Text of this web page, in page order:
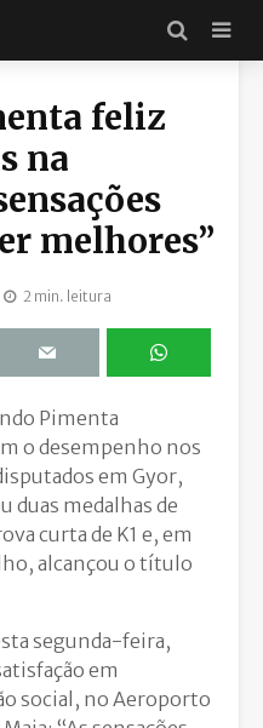
feliz
na
melhores”
2 min. leitura
Pimenta
o desempenho nos
em Gyor,
duas medalhas de
curta de K1 e, em
alcançou o título
segunda-feira,
em
social, no Aeroporto